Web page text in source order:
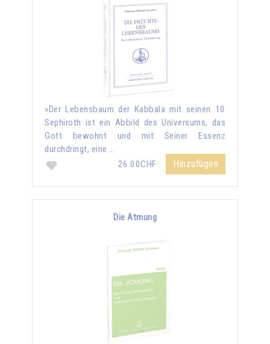
»Der Lebensbaum der Kabbala mit seinen 10
Sephiroth ist ein Abbild des Universums, das
Gott bewohnt und mit Seiner Essenz
durchdringt, eine …
26.00CHF
Hinzufügen
Die Atmung